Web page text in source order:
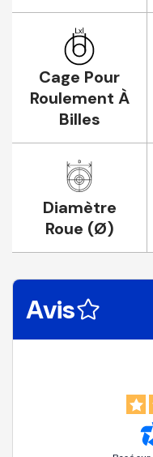
Cage Pour
Roulement À
Billes
Diamètre
Roue (Ø)
Avis